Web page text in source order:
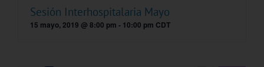
Sesión Interhospitalaria Mayo
15 mayo, 2019 @ 8:00 pm - 10:00 pm CDT